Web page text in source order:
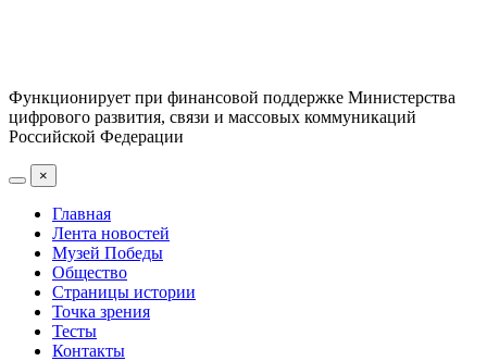
Функционирует при финансовой поддержке Министерства
цифрового развития, связи и массовых коммуникаций
Российской Федерации
×
Главная
Лента новостей
Музей Победы
Общество
Страницы истории
Точка зрения
Тесты
Контакты